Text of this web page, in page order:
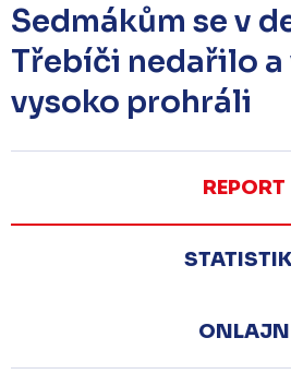
Sedmákům se v
Třebíči nedařilo
vysoko prohráli
REPORT
ONLAJN